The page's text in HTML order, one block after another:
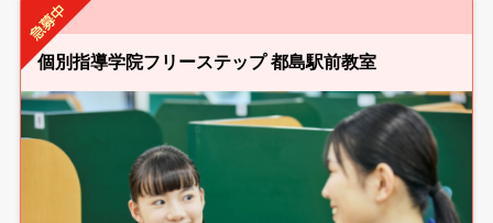
個別指導学院フリーステップ 都島駅前教室